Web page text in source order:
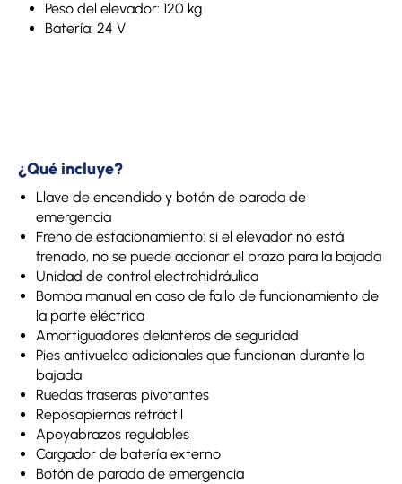
Peso del elevador: 120 kg
Batería: 24 V
¿Qué incluye?
Llave de encendido y botón de parada de
emergencia
Freno de estacionamiento: si el elevador no está
frenado, no se puede accionar el brazo para la bajada
Unidad de control electrohidráulica
Bomba manual en caso de fallo de funcionamiento de
la parte eléctrica
Amortiguadores delanteros de seguridad
Pies antivuelco adicionales que funcionan durante la
bajada
Ruedas traseras pivotantes
Reposapiernas retráctil
Apoyabrazos regulables
Cargador de batería externo
Botón de parada de emergencia